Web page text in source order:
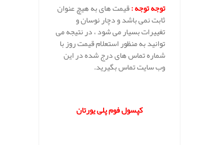
توجه توجه:قیمت های به هیچ عنوان
ثابت نمی باشد و دچار نوسان و
تغییرات بسیار می شود ، در نتیجه می
توانید به منظور استعلام قیمت روز با
شماره تماس های درج شده در این
وب سایت تماس بگیرید.
کپسول فوم پلی یورتان